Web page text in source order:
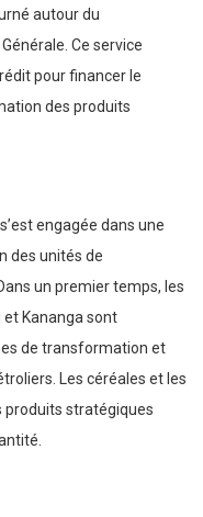
autour du
Ce service
pour financer le
des produits
engagée dans une
des unités de
un premier temps, les
et Kananga sont
de transformation et
Les céréales et les
produits stratégiques